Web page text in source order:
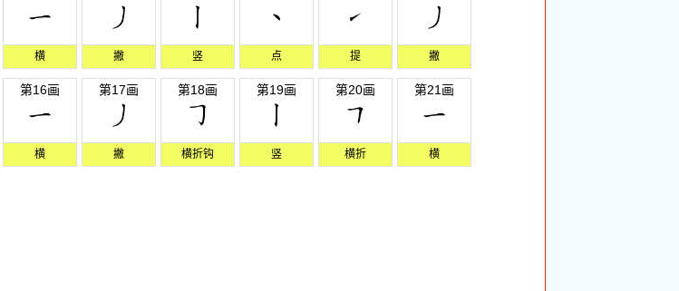
横 撇 竖 点 提 撇
第16画
横
第17画
撇
第18画
横折钩
第19画
竖
第20画
横折
第21画
横